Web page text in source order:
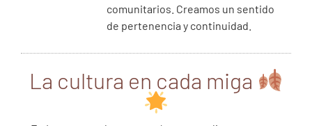
comunitarios. Creamos un sentido
de pertenencia y continuidad.
La cultura en cada miga